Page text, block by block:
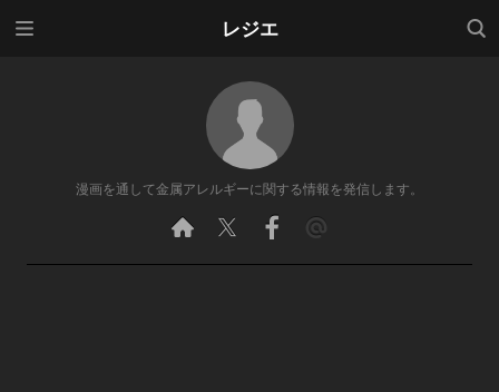
レジエ
検索
漫画を通して金属アレルギーに関する情報を発信します。